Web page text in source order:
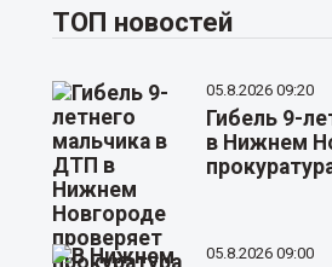
ТОП новостей
05.8.2026 09:20
Гибель 9-
в Нижнем
05.8.2026 09:00